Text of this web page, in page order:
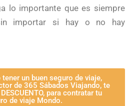
lo importante que es siempre
importar si hay o no hay
un buen seguro de viaje,
de 365 Sábados Viajando, te
para contratar tu
de viaje Mondo.